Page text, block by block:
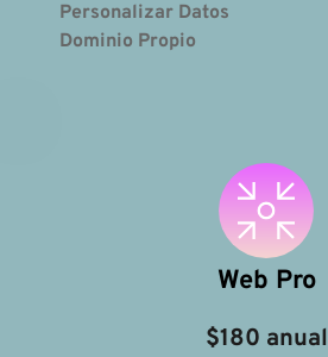
Personalizar Datos
Dominio Propio
Web Pro
$180 anual